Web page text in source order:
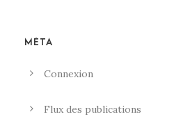
MÉTA
Connexion
Flux des publications